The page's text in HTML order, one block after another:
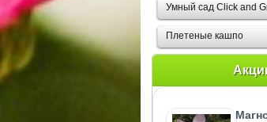
Умный сад Click and
Плетеные кашпо